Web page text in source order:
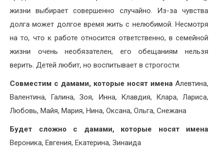
жизни выбирает совершенно случайно. Из-за чувства
долга может долгое время жить с нелюбимой. Несмотря
на то, что к работе относится ответственно, в семейной
жизни очень необязателен, его обещаниям нельзя
верить. Детей любит, но воспитывает в строгости.
Совместим с дамами, которые носят имена Алевтина,
Валентина, Галина, Зоя, Инна, Клавдия, Клара, Лариса,
Любовь, Майя, Мария, Нина, Оксана, Ольга, Снежана
Будет сложно с дамами, которые носят имена
Вероника, Евгения, Екатерина, Зинаида